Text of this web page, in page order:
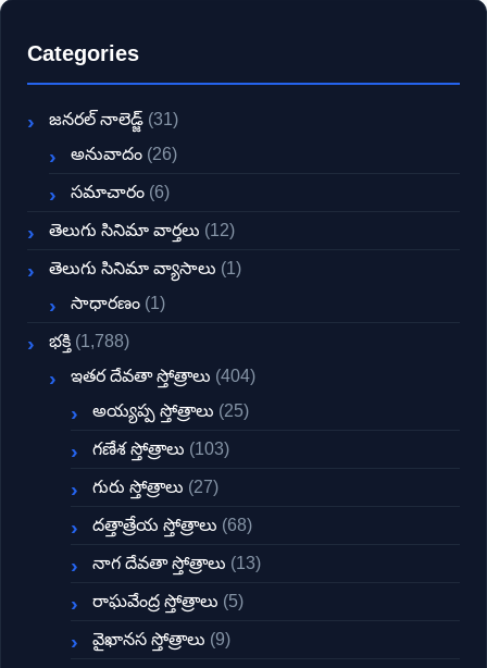
Categories
జనరల్ నాలెడ్జ్ (31)
అనువాదం (26)
సమాచారం (6)
తెలుగు సినిమా వార్తలు (12)
తెలుగు సినిమా వ్యాసాలు (1)
సాధారణం (1)
భక్తి (1,788)
ఇతర దేవతా స్తోత్రాలు (404)
అయ్యప్ప స్తోత్రాలు (25)
గణేశ స్తోత్రాలు (103)
గురు స్తోత్రాలు (27)
దత్తాత్రేయ స్తోత్రాలు (68)
నాగ దేవతా స్తోత్రాలు (13)
రాఘవేంద్ర స్తోత్రాలు (5)
వైఖానస స్తోత్రాలు (9)